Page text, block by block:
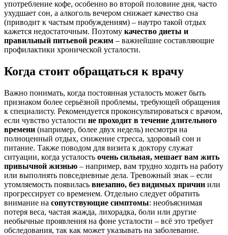
употребление кофе, особенно во второй половине дня, часто
ухудшает сон, а алкоголь вечером снижает качество сна
(приводит к частым пробуждениям) – наутро такой отдых
кажется недостаточным. Поэтому качество диеты и
правильный питьевой режим – важнейшие составляющие
профилактики хронической усталости.
Когда стоит обращаться к врачу
Важно понимать, когда постоянная усталость может быть
признаком более серьёзной проблемы, требующей обращения
к специалисту. Рекомендуется проконсультироваться с врачом,
если чувство усталости не проходит в течение длительного
времени (например, более двух недель) несмотря на
полноценный отдых, снижение стресса, здоровый сон и
питание. Также поводом для визита к доктору служат
ситуации, когда усталость очень сильная, мешает вам жить
привычной жизнью – например, вам трудно ходить на работу
или выполнять повседневные дела. Тревожный знак – если
утомляемость появилась внезапно, без видимых причин или
прогрессирует со временем. Отдельно следует обратить
внимание на сопутствующие симптомы: необъяснимая
потеря веса, частая жажда, лихорадка, боли или другие
необычные проявления на фоне усталости – всё это требует
обследования, так как может указывать на заболевание.